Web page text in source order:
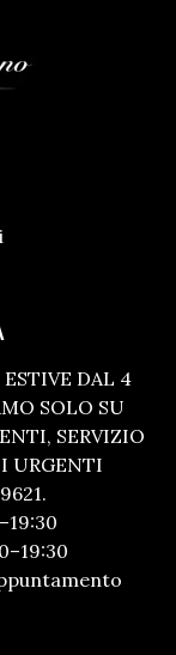
ESTIVE DAL 4
SOLO SU
SERVIZIO
URGENTI